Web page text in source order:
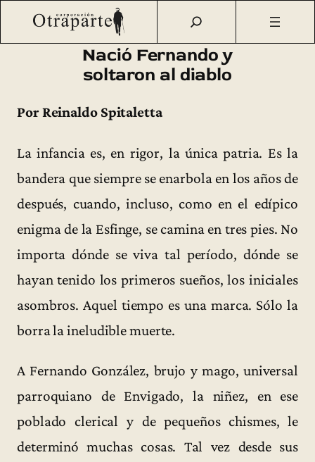
Saltar
Otraparte.org/Fernando González Vida
Nació Fernando
y soltaron al diablo
Nació Fernando y
soltaron al diablo
Por Reinaldo Spitaletta
La infancia es, en rigor, la única patria. Es la
bandera que siempre se enarbola en los años de
después, cuando, incluso, como en el edípico
enigma de la Esfinge, se camina en tres pies. No
importa dónde se viva tal período, dónde se
hayan tenido los primeros sueños, los iniciales
asombros. Aquel tiempo es una marca. Sólo la
borra la ineludible muerte.
A Fernando González, brujo y mago, universal
parroquiano de Envigado, la niñez, en ese
poblado clerical y de pequeños chismes, le
determinó muchas cosas. Tal vez desde sus